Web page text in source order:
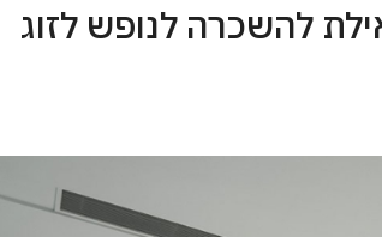
להשכרה לנופש לזוג